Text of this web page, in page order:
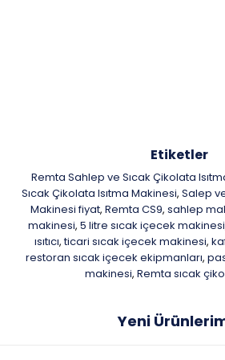
Etiketler
Remta Sahlep ve Sıcak Çikolata
Sıcak Çikolata Isıtma Makinesi, Salep
Makinesi fiyat, Remta CS9, sahlep
makinesi, 5 litre sıcak içecek makinesi
ısıtıcı, ticari sıcak içecek makinesi,
restoran sıcak içecek ekipmanları,
makinesi, Remta sıcak
Yeni